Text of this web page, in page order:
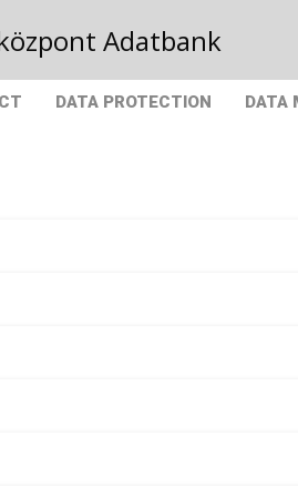
Adatbank
DATA PROTECTION DATA